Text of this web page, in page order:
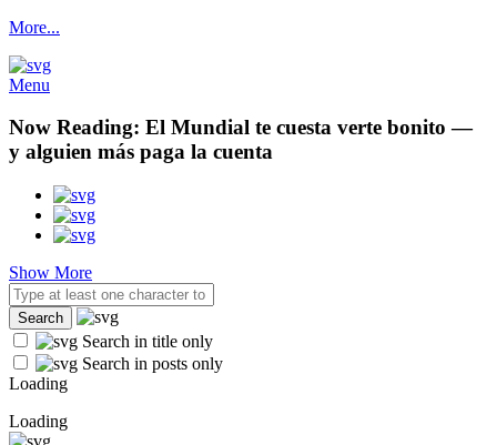
More...
Menu
Now Reading: El Mundial te cuesta verte bonito —
y alguien más paga la cuenta
Show More
Search in title only
Search in posts only
Loading
Loading